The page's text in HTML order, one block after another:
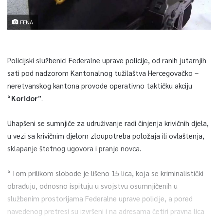
FENA
Policijski službenici Federalne uprave policije, od ranih jutarnjih
sati pod nadzorom Kantonalnog tužilaštva Hercegovačko –
neretvanskog kantona provode operativno taktičku akciju
“Koridor”.
Uhapšeni se sumnjiče za udruživanje radi činjenja krivičnih djela,
u vezi sa krivičnim djelom zloupotreba položaja ili ovlaštenja,
sklapanje štetnog ugovora i pranje novca.
“Tom prilikom slobode je lišeno 15 lica, koja se kriminalistički
obrađuju, odnosno ispituju u svojstvu osumnjičenih u
službenim prostorijama Federalne uprave policije, a pored
navedenog pretresi su izvršeni i na adresama četiri pravna lica